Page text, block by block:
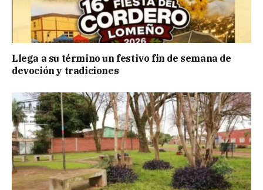
Llega a su término un festivo fin de semana de
devoción y tradiciones